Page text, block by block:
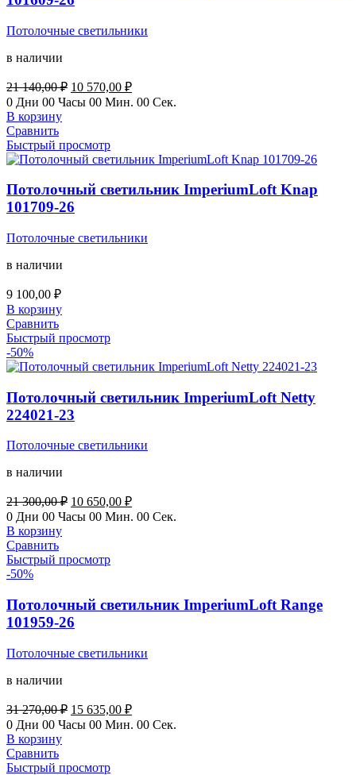
Потолочные светильники
в наличии
21 140,00₽ Первоначальная
цена
140,00 ₽.
10 570,00 ₽Текущая
цена:
0 Дни 00 Часы 00 Мин. 00 Сек.
В корзину
Сравнить
Быстрый просмотр
Потолочный светильник ImperiumLoft Knap
101709-26
Потолочные светильники
в наличии
9 100,00 ₽
В корзину
Сравнить
Быстрый просмотр
-50%
Потолочный светильник ImperiumLoft Netty
224021-23
Потолочные светильники
в наличии
21 300,00₽ Первоначальная
цена
300,00 ₽.
10 650,00 ₽Текущая
цена:
0 Дни 00 Часы 00 Мин. 00 Сек.
В корзину
Сравнить
Быстрый просмотр
-50%
Потолочный светильник ImperiumLoft Range
101959-26
Потолочные светильники
в наличии
31 270,00₽ Первоначальная
цена
270,00 ₽.
15 635,00 ₽Текущая
цена:
0 Дни 00 Часы 00 Мин. 00 Сек.
В корзину
Сравнить
Быстрый просмотр